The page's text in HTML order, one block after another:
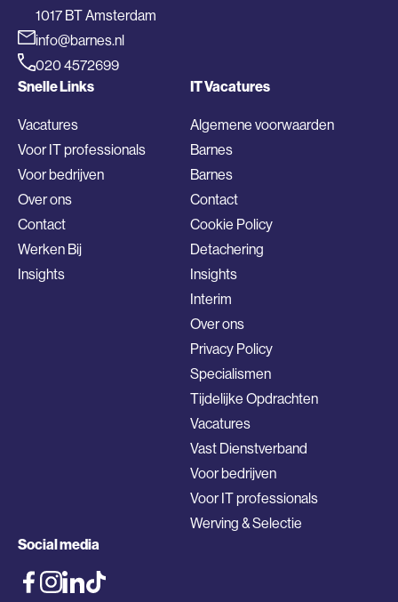
1017 BT Amsterdam
info@barnes.nl
020 4572699
Snelle Links
Vacatures
Voor IT professionals
Voor bedrijven
Over ons
Contact
Werken Bij
Insights
IT Vacatures
Algemene voorwaarden
Barnes
Barnes
Contact
Cookie Policy
Detachering
Insights
Interim
Over ons
Privacy Policy
Specialismen
Tijdelijke Opdrachten
Vacatures
Vast Dienstverband
Voor bedrijven
Voor IT professionals
Werving & Selectie
Social media